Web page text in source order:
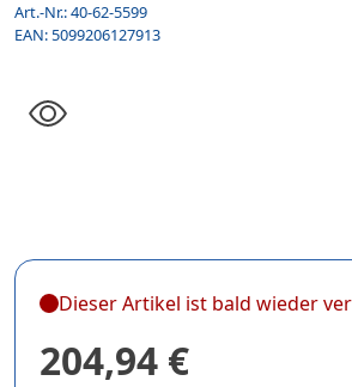
Art.-Nr.:40-62-5599
EAN:5099206127913
Dieser Artikel ist bald wieder
204,94 €